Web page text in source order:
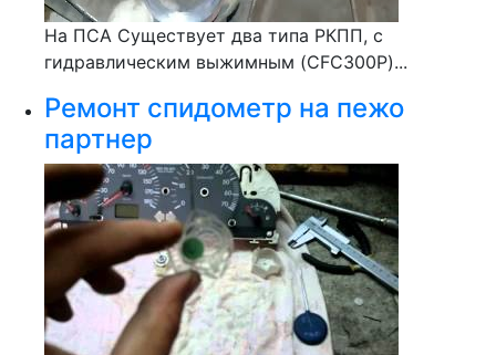
На ПСА Существует два типа РКПП, с
гидравлическим выжимным (CFC300P)...
Ремонт спидометр на пежо
партнер